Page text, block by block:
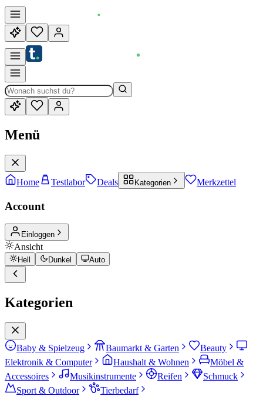
Menü
Home Testlabor Deals Kategorien Merkzettel
Account
Einloggen
Ansicht
Hell Dunkel Auto
Kategorien
Baby & Spielzeug Baumarkt & Garten
Beauty
Elektronik & Computer
Haushalt & Wohnen
Möbel &
Accessoires
Musikinstrumente Reifen
Schmuck
Sport & Outdoor
Tierbedarf